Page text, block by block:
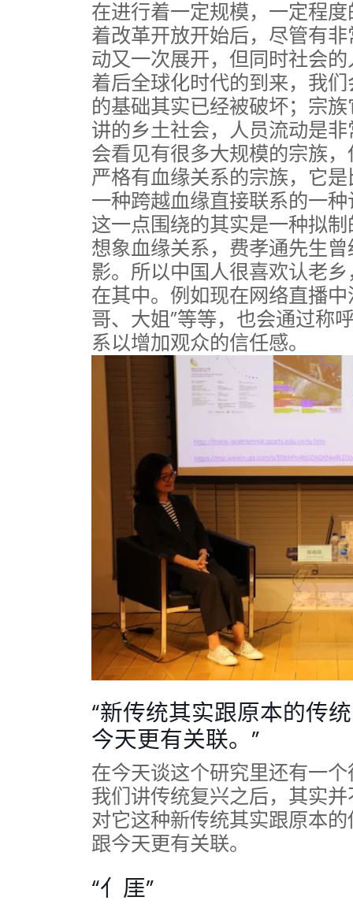
在进行着一定规模，一定程
着改革开放开始后，尽管有
动又一次展开，但同时社会
着后全球化时代的到来，我
的基础其实已经被破坏；宗
讲的乡土社会，人员流动是
会看见有很多大规模的宗族
严格有血缘关系的宗族，它
一种跨越血缘直接联系的一
这一点围绕的其实是一种拟
想象血缘关系，费孝通先生
影。所以中国人很喜欢认老
在其中。例如现在网络直播
哥、大姐”等等，也会通过称
系以增加观众的信任感。
“新传统其实跟原本的传
今天更有关联。”
在今天谈这个研究里还有一
我们讲传统复兴之后，其实
对它这种新传统其实跟原本
跟今天更有关联。
“亻厓”